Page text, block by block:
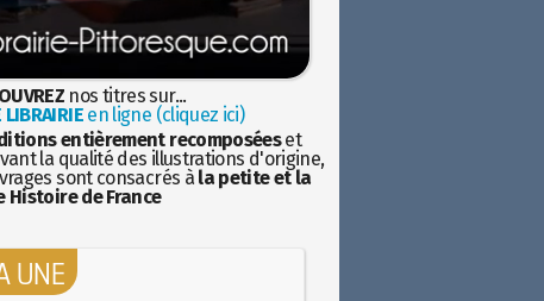
nos titres sur...
LIBRAIRIEen ligne (cliquez ici)
entièrement recomposéeset
la qualité des illustrations d'origine,
sont consacrés à la petite et la
Histoire de France
UNE